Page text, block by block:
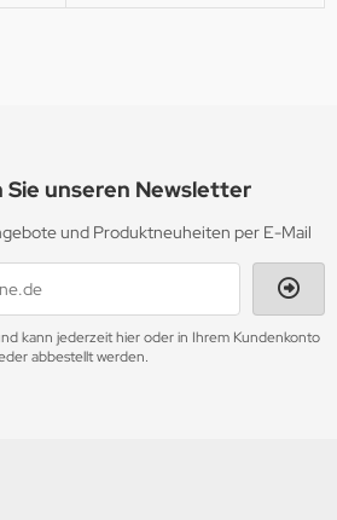
Sie unseren Newsletter
und Produktneuheiten per E-Mail
kann jederzeit hier oder in Ihrem Kundenkonto
abbestellt werden.